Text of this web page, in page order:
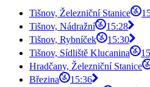
Tišnov, Železniční Stanice
Tišnov, Nádražní
15:28
Tišnov, Rybníček
15:30
Tišnov, Sídliště Klucanina
Hradčany, Železniční Stanice
Březina
15:36